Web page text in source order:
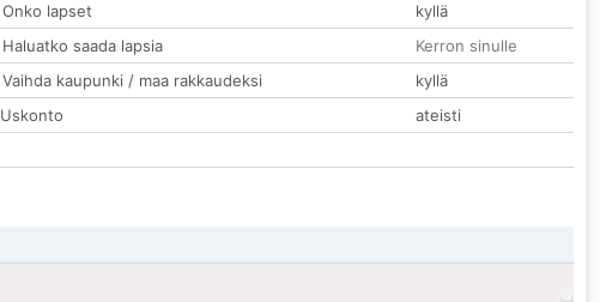
Onko lapset
kyllä
Haluatko saada lapsia
Kerron sinulle
Vaihda kaupunki / maa rakkaudeksi
kyllä
Uskonto
ateisti